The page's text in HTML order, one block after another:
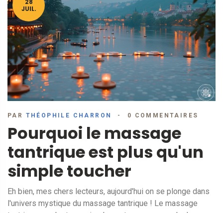
JUIL.
PAR THÉOPHILE CHARRON 0 COMMENTAIRES
Pourquoi le massage
tantrique est plus qu'un
simple toucher
Eh bien, mes chers lecteurs, aujourd'hui on se plonge dans
l'univers mystique du massage tantrique ! Le massage